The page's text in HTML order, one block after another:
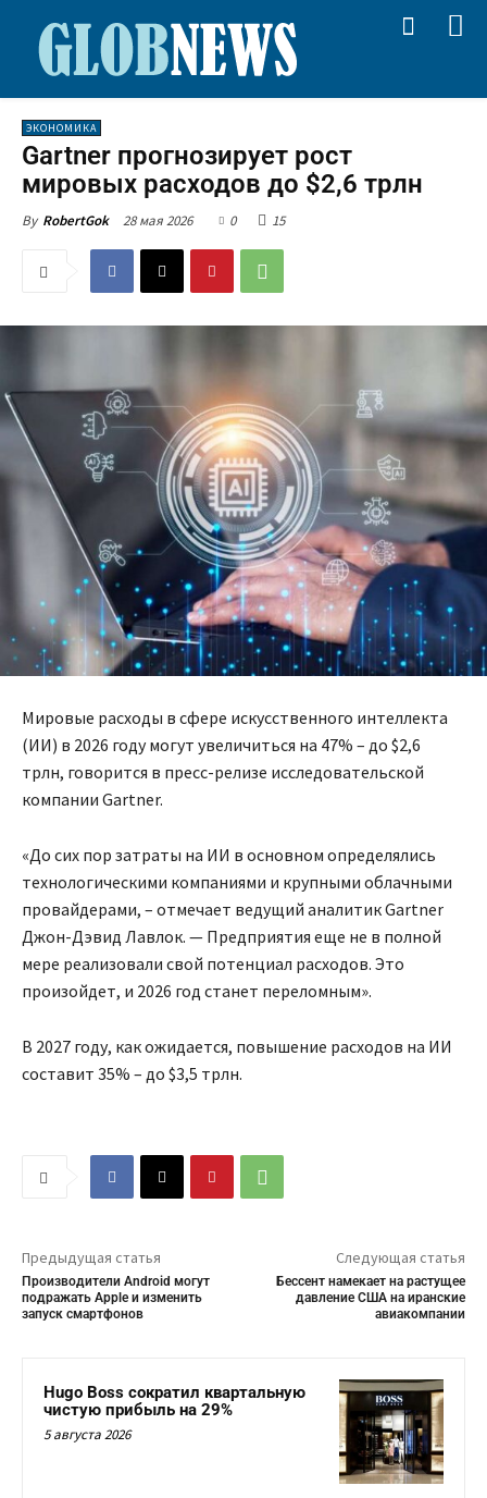
ЭКОНОМИКА
Gartner прогнозирует рост
мировых расходов до $2,6 трлн
By RobertGok 28 мая 2026 0 15
Мировые расходы в сфере искусственного интеллекта
(ИИ) в 2026 году могут увеличиться на 47% – до $2,6
трлн, говорится в пресс-релизе исследовательской
компании Gartner.
«До сих пор затраты на ИИ в основном определялись
технологическими компаниями и крупными облачными
провайдерами, – отмечает ведущий аналитик Gartner
Джон-Дэвид Лавлок. — Предприятия еще не в полной
мере реализовали свой потенциал расходов. Это
произойдет, и 2026 год станет переломным».
В 2027 году, как ожидается, повышение расходов на ИИ
составит 35% – до $3,5 трлн.
Предыдущая статья
Производители Android могут
подражать Apple и изменить
запуск смартфонов
Следующая статья
Бессент намекает на растущее
давление США на иранские
авиакомпании
Hugo Boss сократил квартальную
чистую прибыль на 29%
5 августа 2026